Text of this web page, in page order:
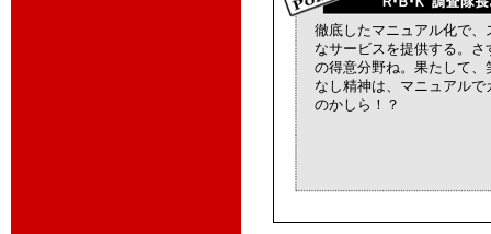
徹底したマニュアル化で、
なサービスを提供する。さ
の得意分野ね。果たして、
なし精神は、マニュアルで
のかしら！？